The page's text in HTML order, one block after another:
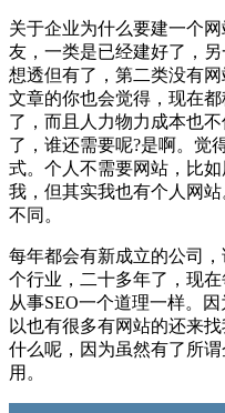
关于企业为什么要建一个
友，一类是已经建好了，
想透但有了，第二类没有
文章的你也会觉得，现在
了，而且人力物力成本也
了，谁还需要呢?是啊。觉
式。个人不需要网站，比
我，但其实我也有个人网
不同。
每年都会有新成立的公司
个行业，二十多年了，现在
从事SEO一个道理一样。
以也有很多有网站的还来
什么呢，因为虽然有了所
用。